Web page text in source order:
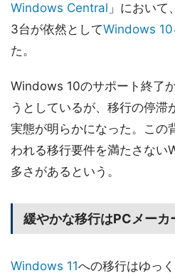
Windows Central 」において、
3台が依然としてWindows 10
た。
Windows 10のサポート終了
うとしているが、移行の停滞
実態が明らかになった。この
われる移行要件を満たさな
多さがあるという。
緩やかな移行はPCメーカ
Windows 11への移行はゆっ